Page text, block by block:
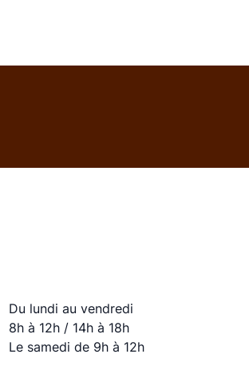
Du lundi au vendredi
8h à 12h / 14h à 18h
Le samedi de 9h à 12h